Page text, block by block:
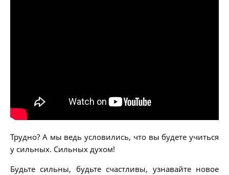
Трудно? А мы ведь условились, что вы будете учиться
у сильных. Сильных духом!
Будьте сильны, будьте счастливы, узнавайте новое